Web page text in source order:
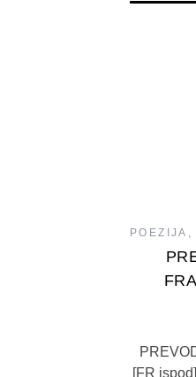
POEZIJA ,
[FR